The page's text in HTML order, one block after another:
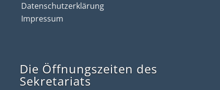
Datenschutzerklärung
Impressum
Die Öffnungszeiten des
Sekretariats